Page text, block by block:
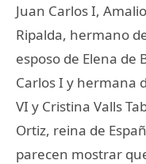
Juan Carlos I,
Ripalda, hermano
esposo de Elena de
Carlos I y hermana
VI y Cristina Valls
Ortiz, reina de
parecen mostrar